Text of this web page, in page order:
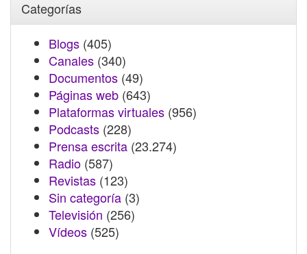
Categorías
Blogs (405)
Canales (340)
Documentos (49)
Páginas web (643)
Plataformas virtuales (956)
Podcasts (228)
Prensa escrita (23.274)
Radio (587)
Revistas (123)
Sin categoría (3)
Televisión (256)
Vídeos (525)